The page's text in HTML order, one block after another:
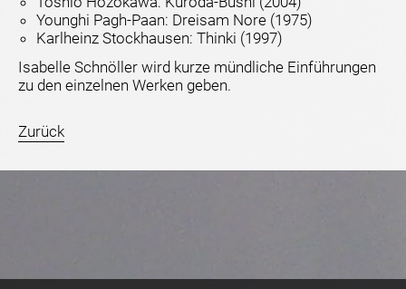
Younghi Pagh-Paan: Dreisam Nore (1975)
Karlheinz Stockhausen: Thinki (1997)
Isabelle Schnöller wird kurze mündliche Einführungen
zu den einzelnen Werken geben.
Zurück